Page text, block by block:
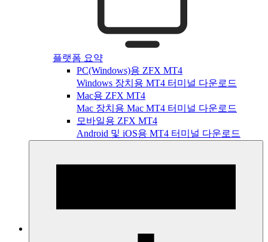
플랫폼 요약
PC(Windows)용 ZFX MT4
Windows 장치용 MT4 터미널 다운로드
Mac용 ZFX MT4
Mac 장치용 Mac MT4 터미널 다운로드
모바일용 ZFX MT4
Android 및 iOS용 MT4 터미널 다운로드